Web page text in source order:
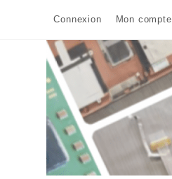
Connexion Mon compte